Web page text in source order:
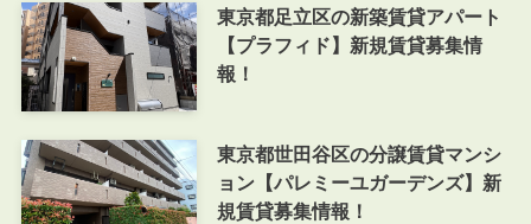
東京都足立区の新築賃貸アパート
【プラフィド】新規賃貸募集情
報！
東京都世田谷区の分譲賃貸マンシ
ョン【パレミーユガーデンズ】新
規賃貸募集情報！